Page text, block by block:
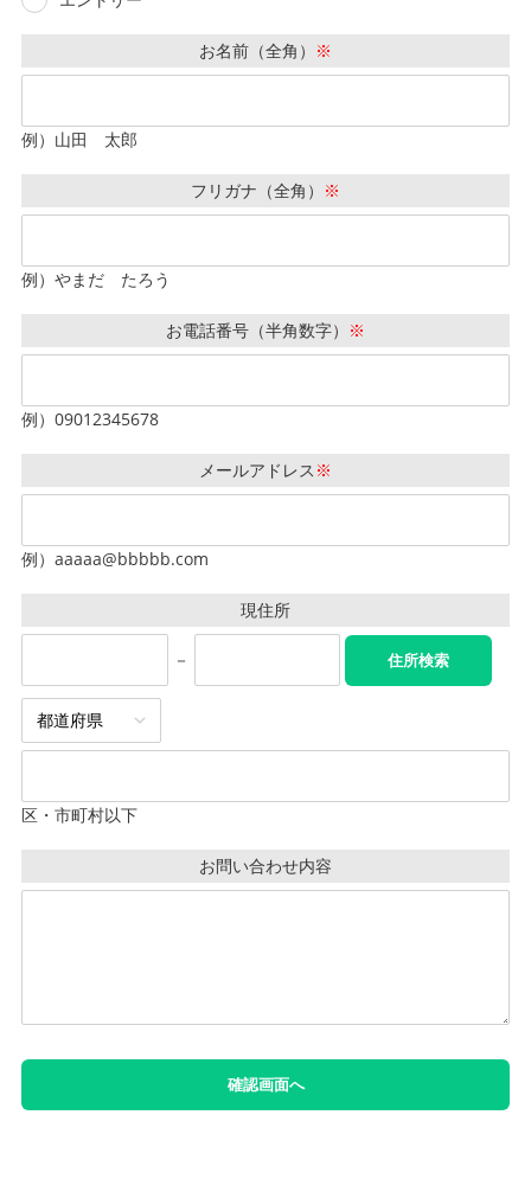
お名前（全角） ※
例）山田 太郎
フリガナ（全角） ※
例）やまだ たろう
お電話番号（半角数字） ※
例）09012345678
メールアドレス ※
例）aaaaa@bbbbb.com
現住所
－
区・市町村以下
お問い合わせ内容